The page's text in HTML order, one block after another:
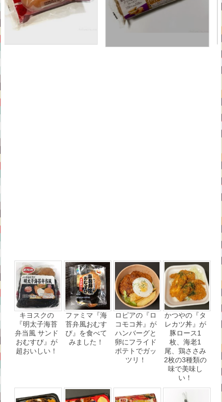
キヨスクの
『明太子海苔
弁当風 サンド
おむすび』が
超おいしい！
ファミマ『海
苔弁風おむす
び』を食べて
みました！
ロピアの『ロ
コモコ丼』が
ハンバーグと
卵にフライド
ポテトでガッ
ツリ！
かつやの『タ
レカツ丼』が
豚ロース1
枚、海老1
尾、鶏ささみ
2枚の3種類の
味で美味し
い！